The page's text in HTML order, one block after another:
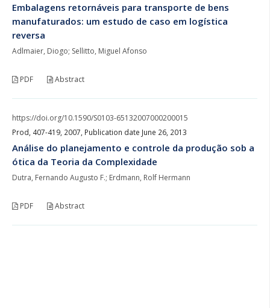
Embalagens retornáveis para transporte de bens
manufaturados: um estudo de caso em logística
reversa
Adlmaier, Diogo; Sellitto, Miguel Afonso
PDF Abstract
https://doi.org/10.1590/S0103-65132007000200015
Prod, 407-419, 2007, Publication date June 26, 2013
Análise do planejamento e controle da produção sob a
ótica da Teoria da Complexidade
Dutra, Fernando Augusto F.; Erdmann, Rolf Hermann
PDF Abstract